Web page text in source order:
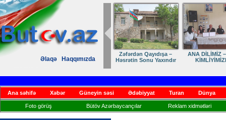
Əlaqə Haqqımızda
Həsrətin Sonu Yaxındır
ANA DİLİMİZ – MİLLİ
KİMLİYİMİZDİR
Ruhumuzun
Ana səhifə Xəbər Güneyin səsi Ədəbiyyat Turan Dünya
Foto görüş Bütöv Azərbaycançılar Reklam xidmətləri